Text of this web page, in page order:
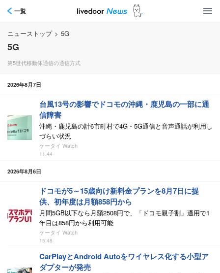
一覧
ニューストップ > 5G
5G
第5世代移動体通信の通信方式
2026年8月7日
台風13号の影響でドコモの沖縄・鹿児島の一部に通
信障害
沖縄・鹿児島の計6市町村で4G・5G通信と音声通話が利用し
づらい状況
ケータイ Watch
11:44
2026年8月6日
ドコモが5～15歳向け新料金プランを8月7日に提
供、初年度は月額858円から
月間5GB以下なら月額2508円で、「ドコモ親子割」適用で1
年目は858円から利用可能
ケータイ Watch
15:48
CarPlayとAndroid Autoをワイヤレス化する小型ア
ダプターが発売